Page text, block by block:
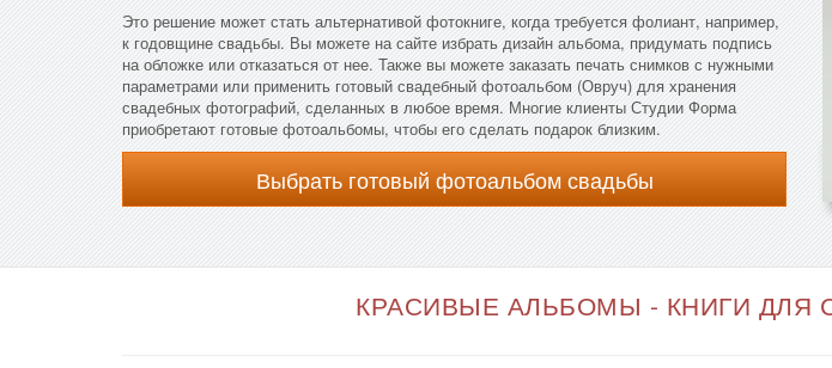
Это решение может стать альтернативой фотокниге, когда требуется фолиант, например,
к годовщине свадьбы. Вы можете на сайте избрать дизайн альбома, придумать подпись
на обложке или отказаться от нее. Также вы можете заказать печать снимков с нужными
параметрами или применить готовый свадебный фотоальбом (Овруч) для хранения
свадебных фотографий, сделанных в любое время. Многие клиенты Студии Форма
приобретают готовые фотоальбомы, чтобы его сделать подарок близким.
Выбрать готовый фотоальбом свадьбы
КРАСИВЫЕ АЛЬБОМЫ - КНИГИ ДЛЯ